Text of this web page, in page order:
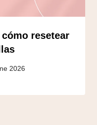
resetear
2026